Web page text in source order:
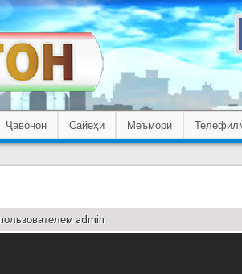
Ҷавонон Сайёҳӣ Меъмори
admin